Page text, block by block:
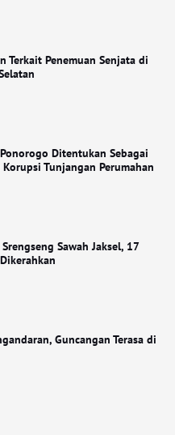
Terkait Penemuan Senjata di
Ditentukan Sebagai
Korupsi Tunjangan Perumahan
Sawah Jaksel, 17
Guncangan Terasa di